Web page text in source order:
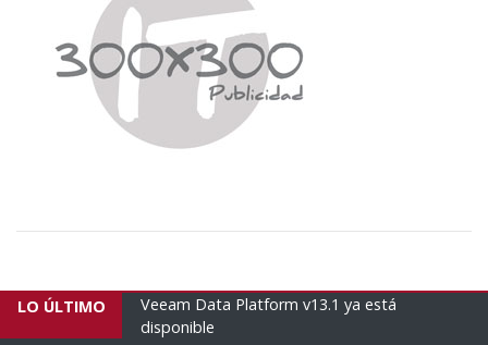
LO ÚLTIMO
ya está
Empresas brasileñas envían un nuevo avión
humanitario con 16 tonela...